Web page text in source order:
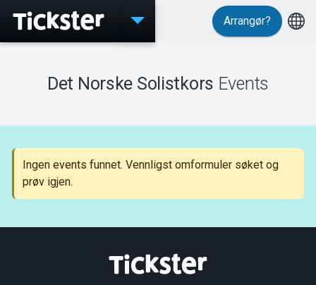
Events
Support
Om Tickster
Arrangør?
Det Norske Solistkors Events
Ingen events funnet. Vennligst omformuler søket og
prøv igjen.